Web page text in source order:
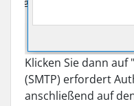
Klicken Sie dann
(SMTP) erfordert
anschließend auf